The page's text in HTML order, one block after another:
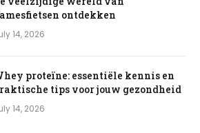
ontdekken
14, 2026
proteïne: essentiële kennis en
tips voor jouw gezondheid
14, 2026